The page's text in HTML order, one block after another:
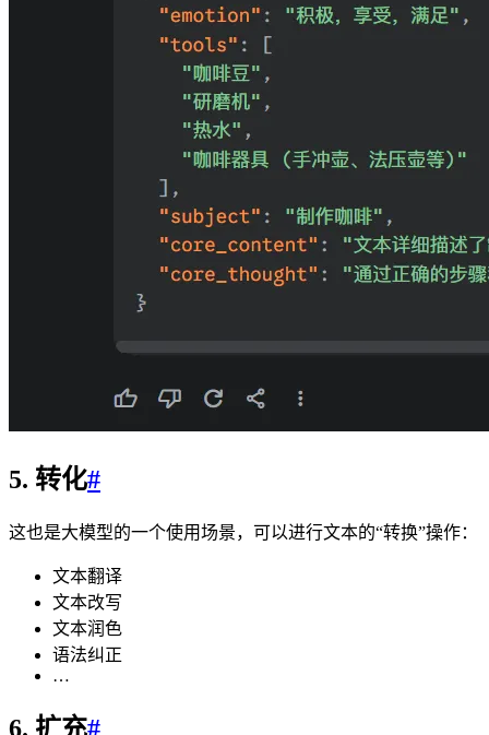
5. 转化#
这也是大模型的一个使用场景，可以进行文本的“转换”操作：
文本翻译
文本改写
文本润色
语法纠正
…
6. 扩充#